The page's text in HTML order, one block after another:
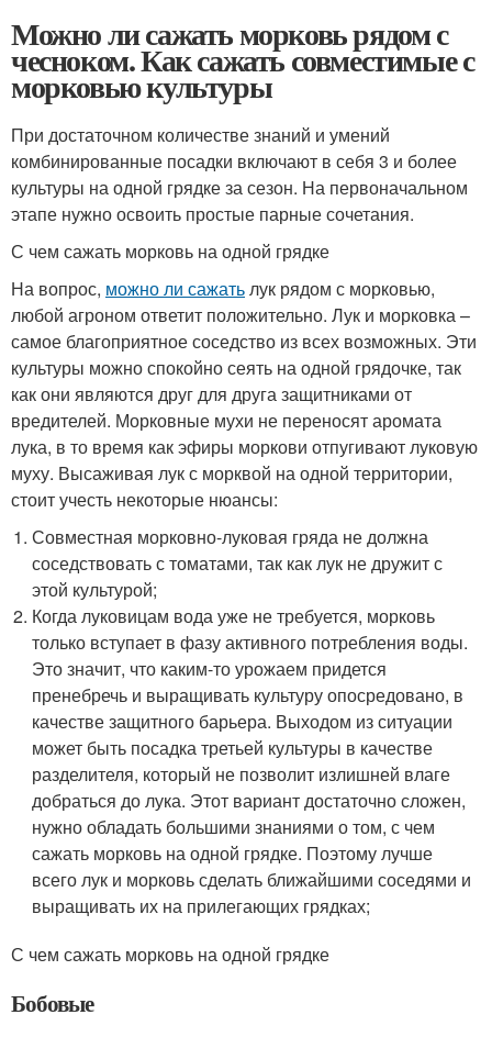
Можно ли сажать морковь рядом с
чесноком. Как сажать совместимые с
морковью культуры
При достаточном количестве знаний и умений
комбинированные посадки включают в себя 3 и более
культуры на одной грядке за сезон. На первоначальном
этапе нужно освоить простые парные сочетания.
С чем сажать морковь на одной грядке
На вопрос, можно ли сажатьлук рядом с морковью,
любой агроном ответит положительно. Лук и морковка –
самое благоприятное соседство из всех возможных. Эти
культуры можно спокойно сеять на одной грядочке, так
как они являются друг для друга защитниками от
вредителей. Морковные мухи не переносят аромата
лука, в то время как эфиры моркови отпугивают луковую
муху. Высаживая лук с морквой на одной территории,
стоит учесть некоторые нюансы:
Совместная морковно-луковая гряда не должна
соседствовать с томатами, так как лук не дружит с
этой культурой;
Когда луковицам вода уже не требуется, морковь
только вступает в фазу активного потребления воды.
Это значит, что каким-то урожаем придется
пренебречь и выращивать культуру опосредовано, в
качестве защитного барьера. Выходом из ситуации
может быть посадка третьей культуры в качестве
разделителя, который не позволит излишней влаге
добраться до лука. Этот вариант достаточно сложен,
нужно обладать большими знаниями о том, с чем
сажать морковь на одной грядке. Поэтому лучше
всего лук и морковь сделать ближайшими соседями и
выращивать их на прилегающих грядках;
С чем сажать морковь на одной грядке
Бобовые